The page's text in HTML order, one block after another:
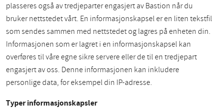
plasseres også av tredjeparter engasjert av Bastion når du
bruker nettstedet vårt. En informasjonskapsel er en liten tekstfil
som sendes sammen med nettstedet og lagres på enheten din.
Informasjonen som er lagret i en informasjonskapsel kan
overføres til våre egne sikre servere eller de til en tredjepart
engasjert av oss. Denne informasjonen kan inkludere
personlige data, for eksempel din IP-adresse.
Typer informasjonskapsler